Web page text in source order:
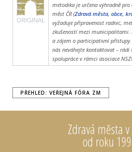
Zdravá města v
od roku
ORIGINAL
metodika je určena výhradně
měst ČR (Zdravá města, obce,
vyžaduje připravenost radnic,
zkušeností mezi municipalitami.
a zájem o participativní
nás neváhejte kontaktovat –
spolupráce v rámci asociace
PŘEHLED: VEŘEJNÁ FÓRA ZM